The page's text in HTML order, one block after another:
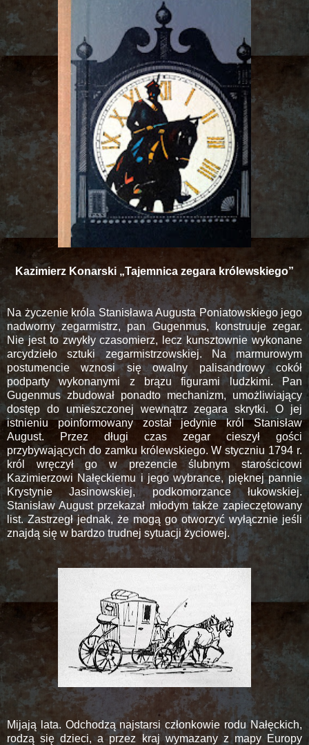
Kazimierz Konarski „Tajemnica zegara królewskiego”
Na życzenie króla Stanisława Augusta Poniatowskiego jego
nadworny zegarmistrz, pan Gugenmus, konstruuje zegar.
Nie jest to zwykły czasomierz, lecz kunsztownie wykonane
arcydzieło sztuki zegarmistrzowskiej. Na marmurowym
postumencie wznosi się owalny palisandrowy cokół
podparty wykonanymi z brązu figurami ludzkimi. Pan
Gugenmus zbudował ponadto mechanizm, umożliwiający
dostęp do umieszczonej wewnątrz zegara skrytki. O jej
istnieniu poinformowany został jedynie król Stanisław
August. Przez długi czas zegar cieszył gości
przybywających do zamku królewskiego. W styczniu 1794 r.
król wręczył go w prezencie ślubnym starościcowi
Kazimierzowi Nałęckiemu i jego wybrance, pięknej pannie
Krystynie Jasinowskiej, podkomorzance łukowskiej.
Stanisław August przekazał młodym także zapieczętowany
list. Zastrzegł jednak, że mogą go otworzyć wyłącznie jeśli
znajdą się w bardzo trudnej sytuacji życiowej.
Mijają lata. Odchodzą najstarsi członkowie rodu Nałęckich,
rodzą się dzieci, a przez kraj wymazany z mapy Europy